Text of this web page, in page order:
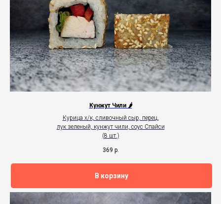
Кунжут Чили 🌶
Курица х/к, сливочный сыр, перец,
лук зеленый, кунжут чили, соус Спайси
(8 шт.)
369 р.
В корзину